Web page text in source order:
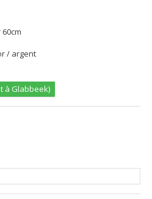
/ argent
à Glabbeek)